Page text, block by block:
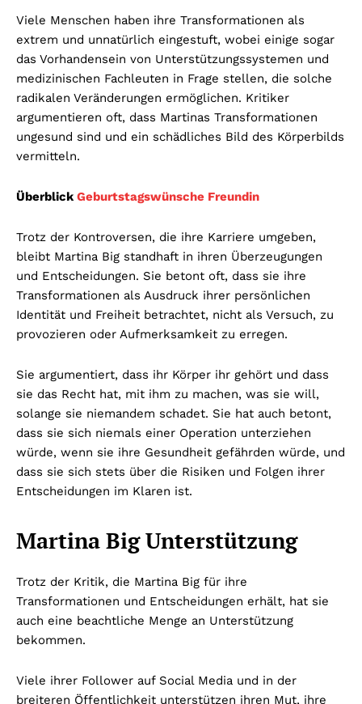
Viele Menschen haben ihre Transformationen als
extrem und unnatürlich eingestuft, wobei einige sogar
das Vorhandensein von Unterstützungssystemen und
medizinischen Fachleuten in Frage stellen, die solche
radikalen Veränderungen ermöglichen. Kritiker
argumentieren oft, dass Martinas Transformationen
ungesund sind und ein schädliches Bild des Körperbilds
vermitteln.
Überblick Geburtstagswünsche Freundin
Trotz der Kontroversen, die ihre Karriere umgeben,
bleibt Martina Big standhaft in ihren Überzeugungen
und Entscheidungen. Sie betont oft, dass sie ihre
Transformationen als Ausdruck ihrer persönlichen
Identität und Freiheit betrachtet, nicht als Versuch, zu
provozieren oder Aufmerksamkeit zu erregen.
Sie argumentiert, dass ihr Körper ihr gehört und dass
sie das Recht hat, mit ihm zu machen, was sie will,
solange sie niemandem schadet. Sie hat auch betont,
dass sie sich niemals einer Operation unterziehen
würde, wenn sie ihre Gesundheit gefährden würde, und
dass sie sich stets über die Risiken und Folgen ihrer
Entscheidungen im Klaren ist.
Martina Big Unterstützung
Trotz der Kritik, die Martina Big für ihre
Transformationen und Entscheidungen erhält, hat sie
auch eine beachtliche Menge an Unterstützung
bekommen.
Viele ihrer Follower auf Social Media und in der
breiteren Öffentlichkeit unterstützen ihren Mut, ihre